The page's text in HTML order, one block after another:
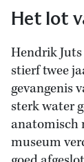
Het lot
Hendrik
stierf twee
gevangenis
sterk water
anatomisch
museum